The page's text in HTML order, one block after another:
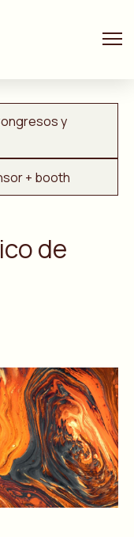
y
+ booth
de